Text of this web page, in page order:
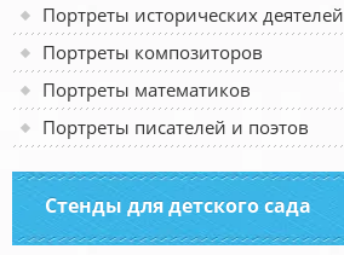
Портреты исторических деятелей
Портреты композиторов
Портреты математиков
Портреты писателей и поэтов
Стенды для детского сада